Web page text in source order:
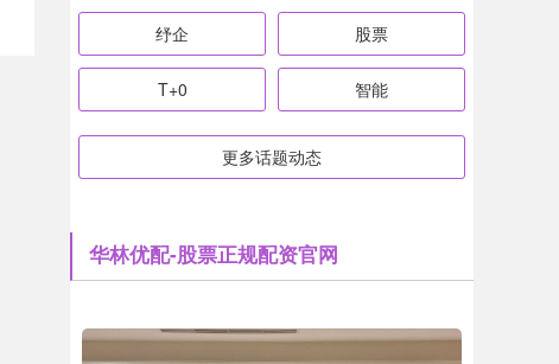
纾企 股票
T+0 智能
更多话题动态
华林优配-股票正规配资官网